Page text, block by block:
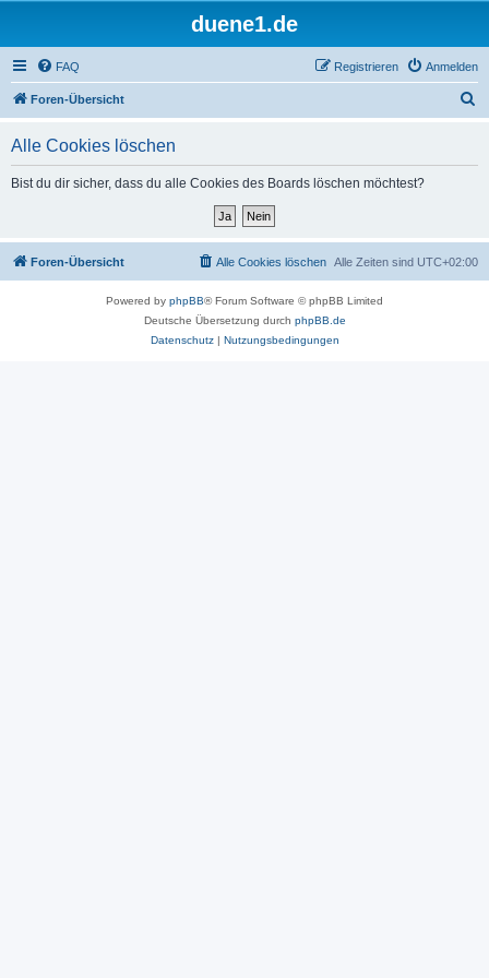
duene1.de
FAQ Anmelden
Registrieren
Foren-Übersicht
Alle Cookies löschen
Bist du dir sicher, dass du alle Cookies des Boards löschen möchtest?
Foren-Übersicht Alle Zeiten sind UTC+02:00
Alle Cookies löschen
Powered by phpBB® Forum Software © phpBB Limited
Deutsche Übersetzung durch phpBB.de
Datenschutz| Nutzungsbedingungen